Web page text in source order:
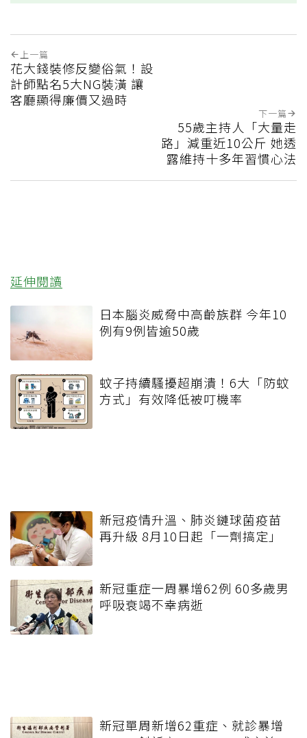
上一篇
花大錢裝修反變俗氣！設
計師點名5大NG裝潢 讓
客廳顯得廉價又過時
下一篇
55歲主持人「大量走
路」減重近10公斤 她透
露維持十多年習慣心法
延伸閱讀
日本腦炎威脅中高齡族群 今年10
例有9例皆逾50歲
蚊子持續騷擾超崩潰！6大「防蚊
方式」有效降低被叮機率
新冠疫情升溫、肺炎鏈球菌疫苗
再升級 8月10日起「一劑搞定」
新冠重症一周暴增62例 60多歲男
呼吸衰竭不幸病逝
新冠單周新增62重症、就診暴增